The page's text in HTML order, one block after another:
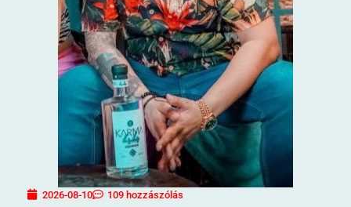
2026-08-10 109 hozzászólás